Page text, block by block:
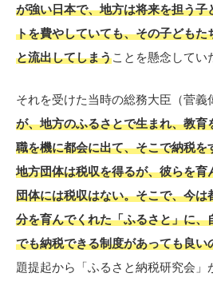
が強い日本で、地方は将来を担う子
トを費やしていても、その子どもた
と流出してしまうことを懸念してい
それを受けた当時の総務大臣（菅義
が、地方のふるさとで生まれ、教育
職を機に都会に出て、そこで納税を
地方団体は税収を得るが、彼らを育
団体には税収はない。そこで、今は
分を育んでくれた「ふるさと」に、
でも納税できる制度があっても良い
題提起から「ふるさと納税研究会」